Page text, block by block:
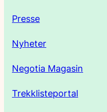
Presse
Nyheter
Negotia Magasin
Trekklisteportal